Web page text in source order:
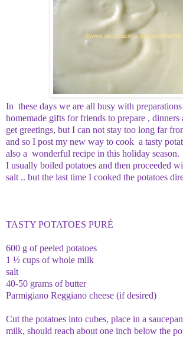
In these days we are all busy with preparations
homemade gifts for friends to prepare , dinners
get greetings, but I can not stay too long far
and so I post my new way to cook a tasty
also a wonderful recipe in this holiday season.
I usually boiled potatoes and then proceeded
salt .. but the last time I cooked the potatoes
TASTY POTATOES PURÉ
600 g of peeled potatoes
1 ½ cups of whole milk
salt
40-50 grams of butter
Parmigiano Reggiano cheese (if desired)
Cut the potatoes into cubes, place in a saucepan
milk, should reach about one inch below the